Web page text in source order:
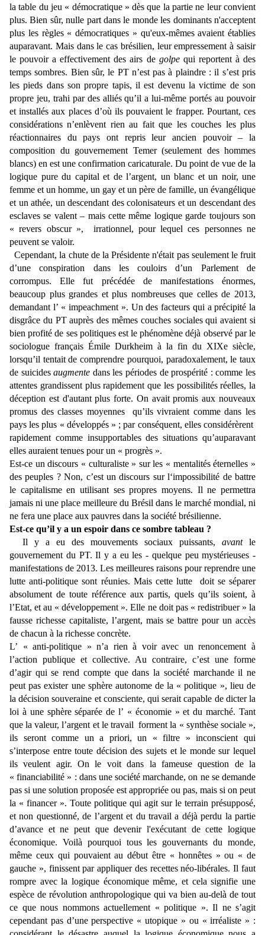
la table du jeu « démocratique » dès que la partie ne leur convient
plus. Bien sûr, nulle part dans le monde les dominants n'acceptent
plus les règles « démocratiques » qu'eux-mêmes avaient établies
auparavant. Mais dans le cas brésilien, leur empressement à saisir
le pouvoir a effectivement des airs de golpequi reportent à des
temps sombres. Bien sûr, le PT n’est pas à plaindre : il s’est pris
les pieds dans son propre tapis, il est devenu la victime de son
propre jeu, trahi par des alliés qu’il a lui-même portés au pouvoir
et installés aux places d’où ils pouvaient le frapper. Pourtant, ces
considérations n’enlèvent rien au fait que les couches les plus
réactionnaires du pays ont repris leur ancien pouvoir – la
composition du gouvernement Temer (seulement des hommes
blancs) en est une confirmation caricaturale. Du point de vue de la
logique pure du capital et de l’argent, un blanc et un noir, une
femme et un homme, un gay et un père de famille, un évangélique
et un athée, un descendant des colonisateurs et un descendant des
esclaves se valent – mais cette même logique garde toujours son
« revers obscur », irrationnel, pour lequel ces personnes ne
peuvent se valoir.
Cependant, la chute de la Présidente n'était pas seulement le fruit
d’une conspiration dans les couloirs d’un Parlement de
corrompus. Elle fut précédée de manifestations énormes,
beaucoup plus grandes et plus nombreuses que celles de 2013,
demandant l’ « impeachment ». Un des facteurs qui a précipité la
disgrâce du PT auprès des mêmes couches sociales qui avaient si
bien profité de ses politiques est le phénomène déjà observé par le
sociologue français Émile Durkheim à la fin du XIXe siècle,
lorsqu’il tentait de comprendre pourquoi, paradoxalement, le taux
de suicidesaugmente dans les périodes de prospérité : comme les
attentes grandissent plus rapidement que les possibilités réelles, la
déception est d'autant plus forte. On avait promis aux nouveaux
promus des classes moyennes qu’ils vivraient comme dans les
pays les plus « développés » ; par conséquent, elles considérèrent
rapidement comme insupportables des situations qu’auparavant
elles auraient tenues pour un « progrès ».
Est-ce un discours « culturaliste » sur les « mentalités éternelles »
des peuples ? Non, c’est un discours sur l‘impossibilité de battre
le capitalisme en utilisant ses propres moyens. Il ne permettra
jamais ni une place meilleure du Brésil dans le marché mondial, ni
ne fera une place aux pauvres dans la société brésilienne.
Est-ce qu’il y a un espoir dans ce sombre tableau ?
Il y a eu des mouvements sociaux puissants, avantle
gouvernement du PT. Il y a eu les - quelque peu mystérieuses -
manifestations de 2013. Les meilleures raisons pour reprendre une
lutte anti-politique sont réunies. Mais cette lutte doit se séparer
absolument de toute référence aux partis, quels qu’ils soient, à
l’Etat, et au « développement ». Elle ne doit pas « redistribuer » la
fausse richesse capitaliste, l’argent, mais se battre pour un accès
de chacun à la richesse concrète.
L’ « anti-politique » n’a rien à voir avec un renoncement à
l’action publique et collective. Au contraire, c’est une forme
d’agir qui se rend compte que dans la société marchande il ne
peut pas exister une sphère autonome de la « politique », lieu de
la décision souveraine et consciente, qui serait capable de dicter la
loi à une sphère séparée de l’ « économie » et du marché. Tant
que la valeur, l’argent et le travail forment la « synthèse sociale »,
ils seront comme un a priori, un « filtre » inconscient qui
s’interpose entre toute décision des sujets et le monde sur lequel
ils veulent agir. On le voit dans la fameuse question de la
« financiabilité » : dans une société marchande, on ne se demande
pas si une solution proposée est appropriée ou pas, mais si on peut
la « financer ». Toute politique qui agit sur le terrain présupposé,
et non questionné, de l’argent et du travail a déjà perdu la partie
d’avance et ne peut que devenir l'exécutant de cette logique
économique. Voilà pourquoi tous les gouvernants du monde,
même ceux qui pouvaient au début être « honnêtes » ou « de
gauche », finissent par appliquer des recettes néo-libérales. Il faut
rompre avec la logique économique même, et cela signifie une
espèce de révolution anthropologique qui va bien au-delà de tout
ce que nous nommons actuellement « politique ». Il ne s’agit
cependant pas d’une perspective « utopique » ou « irréaliste » :